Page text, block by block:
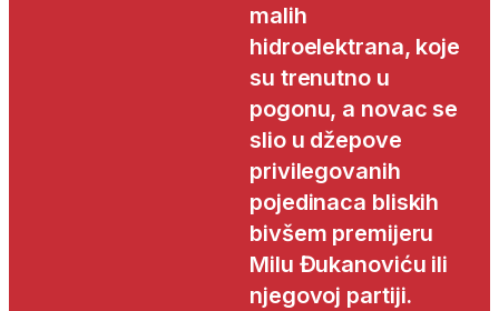
malih
hidroelektrana, koje
su trenutno u
pogonu, a novac se
slio u džepove
privilegovanih
pojedinaca bliskih
bivšem premijeru
Milu Đukanoviću ili
njegovoj partiji.